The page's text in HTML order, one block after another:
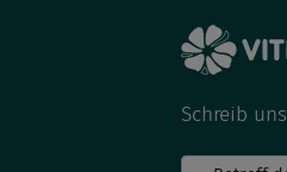
Schreib uns